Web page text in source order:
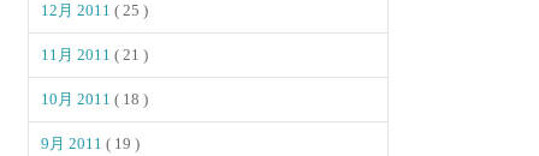
12月 2011( 25 )
11月 2011( 21 )
10月 2011( 18 )
9月 2011( 19 )